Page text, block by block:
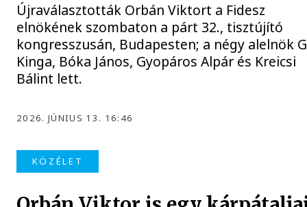
Újraválasztották Orbán Viktort a Fidesz
elnökének szombaton a párt 32., tisztújító
kongresszusán, Budapesten; a négy alelnök
Kinga, Bóka János, Gyopáros Alpár és Kreicsi
Bálint lett.
2026. JÚNIUS 13. 16:46
KÖZÉLET